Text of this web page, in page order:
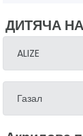
ДИТЯЧА
ALIZE
Газал